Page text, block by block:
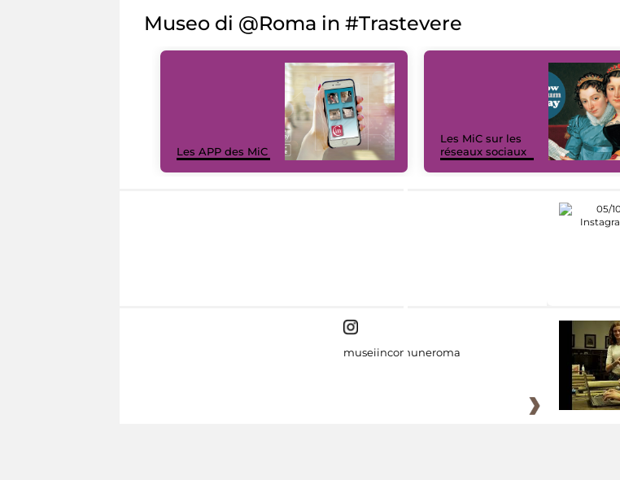
Museo di @Roma in #Trastevere
Les APP des MiC
Les MiC sur les
réseaux sociaux
museiincomuneroma